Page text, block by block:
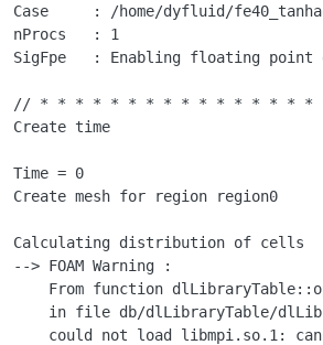
Case     : /home/dyfluid/
nProcs   : 1
SigFpe   : Enabling floating point
// * * * * * * * * * * * * * * *
Create time
Time = 0
Create mesh for region region0
Calculating distribution of cells
--> FOAM Warning :
From function
in file db/dlLibraryTable/
could not load libmpi.so.1: